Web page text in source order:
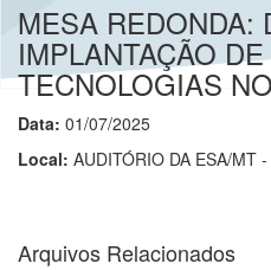
MESA REDONDA:
IMPLANTAÇÃO
TECNOLOGIAS
Data: 01/07/2025
Local: AUDITÓRIO DA ESA/MT
Arquivos Relacionados